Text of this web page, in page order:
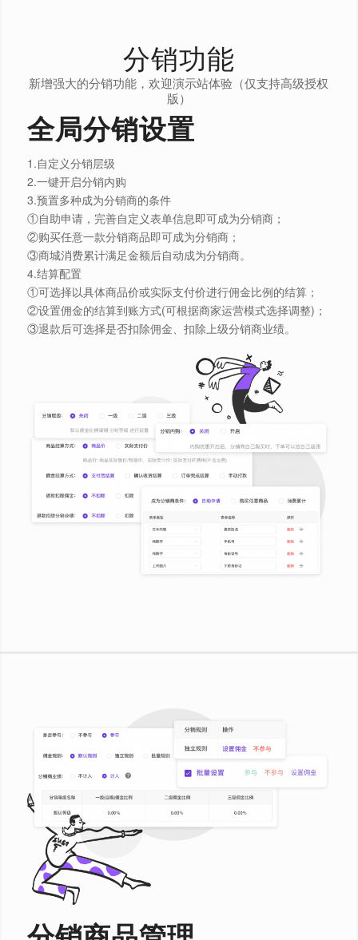
分销功能
新增强大的分销功能，欢迎演示站体验（仅支持高级授权
版）
全局分销设置
1.自定义分销层级
2.一键开启分销内购
3.预置多种成为分销商的条件
️①自助申请，完善自定义表单信息即可成为分销商；
②购买任意一款分销商品即可成为分销商；
③商城消费累计满足金额后自动成为分销商。
4.结算配置
️①可选择以具体商品价或实际支付价进行佣金比例的结算；
②设置佣金的结算到账方式(可根据商家运营模式选择调整)；
③退款后可选择是否扣除佣金、扣除上级分销商业绩。